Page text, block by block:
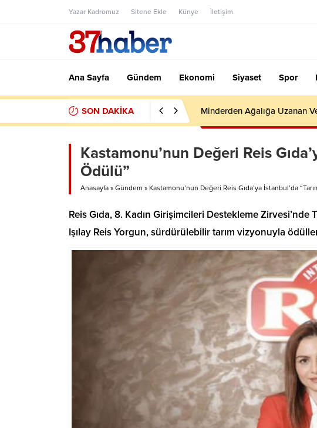
Yazar Kadromuz Sitene Ekle Künye İletişim
Ana Sayfa Gündem Ekonomi Siyaset Spor
SON DAKİKA Minderden Ağalığa Uzanan
Kastamonu’nun Değeri Reis
Ödülü”
Anasayfa » Gündem » Kastamonu’nun Değeri Reis Gıda’ya İstanbul’da
Reis Gıda, 8. Kadın Girişimcileri Destekleme
Işılay Reis Yorgun, sürdürülebilir tarım vizyonuyla